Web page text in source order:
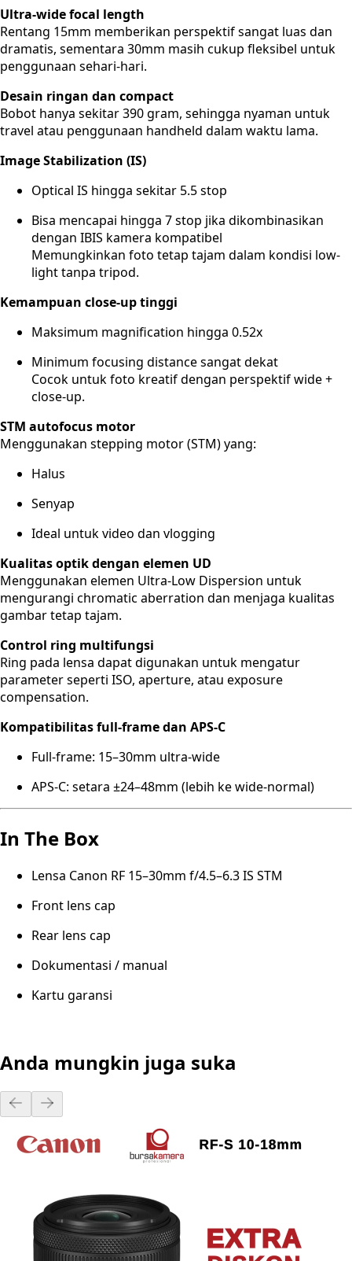
Ultra-wide focal length
Rentang 15mm memberikan perspektif sangat luas dan
dramatis, sementara 30mm masih cukup fleksibel untuk
penggunaan sehari-hari.
Desain ringan dan compact
Bobot hanya sekitar 390 gram, sehingga nyaman untuk
travel atau penggunaan handheld dalam waktu lama.
Image Stabilization (IS)
Optical IS hingga sekitar 5.5 stop
Bisa mencapai hingga 7 stop jika dikombinasikan
dengan IBIS kamera kompatibel
Memungkinkan foto tetap tajam dalam kondisi low-
light tanpa tripod.
Kemampuan close-up tinggi
Maksimum magnification hingga 0.52x
Minimum focusing distance sangat dekat
Cocok untuk foto kreatif dengan perspektif wide +
close-up.
STM autofocus motor
Menggunakan stepping motor (STM) yang:
Halus
Senyap
Ideal untuk video dan vlogging
Kualitas optik dengan elemen UD
Menggunakan elemen Ultra-Low Dispersion untuk
mengurangi chromatic aberration dan menjaga kualitas
gambar tetap tajam.
Control ring multifungsi
Ring pada lensa dapat digunakan untuk mengatur
parameter seperti ISO, aperture, atau exposure
compensation.
Kompatibilitas full-frame dan APS-C
Full-frame: 15–30mm ultra-wide
APS-C: setara ±24–48mm (lebih ke wide-normal)
In The Box
Lensa Canon RF 15–30mm f/4.5–6.3 IS STM
Front lens cap
Rear lens cap
Dokumentasi / manual
Kartu garansi
Anda mungkin juga suka